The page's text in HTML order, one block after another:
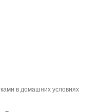
в домашних условиях